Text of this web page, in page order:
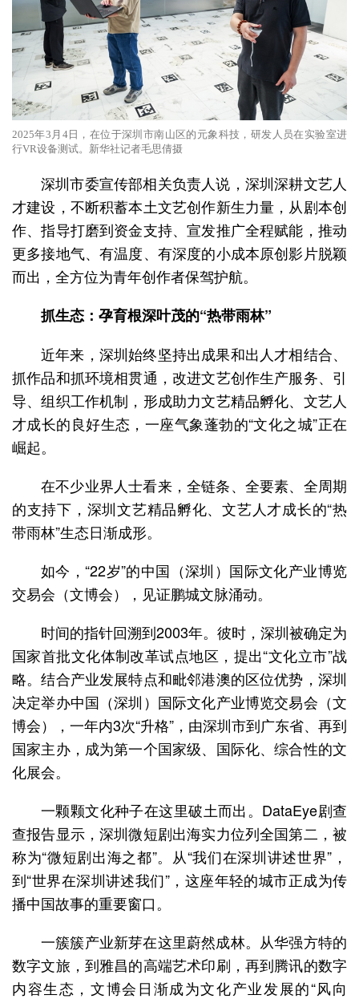
2025年3月4日，在位于深圳市南山区的元象科技，研发人员在实验室进
行VR设备测试。新华社记者毛思倩摄
深圳市委宣传部相关负责人说，深圳深耕文艺人
才建设，不断积蓄本土文艺创作新生力量，从剧本创
作、指导打磨到资金支持、宣发推广全程赋能，推动
更多接地气、有温度、有深度的小成本原创影片脱颖
而出，全方位为青年创作者保驾护航。
抓生态：孕育根深叶茂的“热带雨林”
近年来，深圳始终坚持出成果和出人才相结合、
抓作品和抓环境相贯通，改进文艺创作生产服务、引
导、组织工作机制，形成助力文艺精品孵化、文艺人
才成长的良好生态，一座气象蓬勃的“文化之城”正在
崛起。
在不少业界人士看来，全链条、全要素、全周期
的支持下，深圳文艺精品孵化、文艺人才成长的“热
带雨林”生态日渐成形。
如今，“22岁”的中国（深圳）国际文化产业博览
交易会（文博会），见证鹏城文脉涌动。
时间的指针回溯到2003年。彼时，深圳被确定为
国家首批文化体制改革试点地区，提出“文化立市”战
略。结合产业发展特点和毗邻港澳的区位优势，深圳
决定举办中国（深圳）国际文化产业博览交易会（文
博会），一年内3次“升格”，由深圳市到广东省、再到
国家主办，成为第一个国家级、国际化、综合性的文
化展会。
一颗颗文化种子在这里破土而出。DataEye剧查
查报告显示，深圳微短剧出海实力位列全国第二，被
称为“微短剧出海之都”。从“我们在深圳讲述世界”，
到“世界在深圳讲述我们”，这座年轻的城市正成为传
播中国故事的重要窗口。
一簇簇产业新芽在这里蔚然成林。从华强方特的
数字文旅，到雅昌的高端艺术印刷，再到腾讯的数字
内容生态，文博会日渐成为文化产业发展的“风向